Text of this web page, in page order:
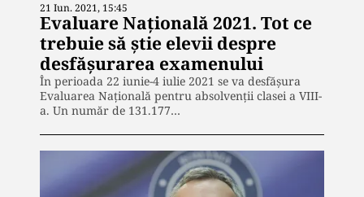
21 Iun. 2021, 15:45
Evaluare Națională 2021. Tot ce
trebuie să știe elevii despre
desfășurarea examenului
În perioada 22 iunie-4 iulie 2021 se va desfășura
Evaluarea Națională pentru absolvenții clasei a VIII-
a. Un număr de 131.177…